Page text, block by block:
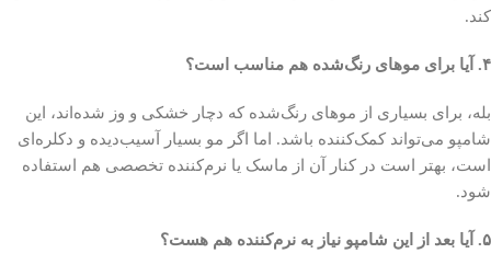
کند.
۴. آیا برای موهای رنگ‌شده هم مناسب است؟
بله، برای بسیاری از موهای رنگ‌شده که دچار خشکی و وز شده‌اند، این
شامپو می‌تواند کمک‌کننده باشد. اما اگر مو بسیار آسیب‌دیده و دکلره‌ای
است، بهتر است در کنار آن از ماسک یا نرم‌کننده تخصصی هم استفاده
شود.
۵. آیا بعد از این شامپو نیاز به نرم‌کننده هم هست؟